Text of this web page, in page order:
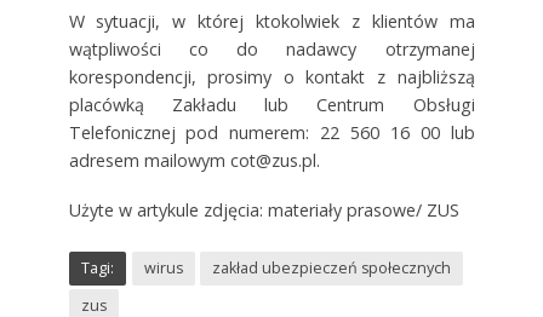
W sytuacji, w której ktokolwiek z klientów ma
wątpliwości co do nadawcy otrzymanej
korespondencji, prosimy o kontakt z najbliższą
placówką Zakładu lub Centrum Obsługi
Telefonicznej pod numerem: 22 560 16 00 lub
adresem mailowym cot@zus.pl.
Użyte w artykule zdjęcia: materiały prasowe/ ZUS
Tagi: wirus
zakład ubezpieczeń społecznych
zus